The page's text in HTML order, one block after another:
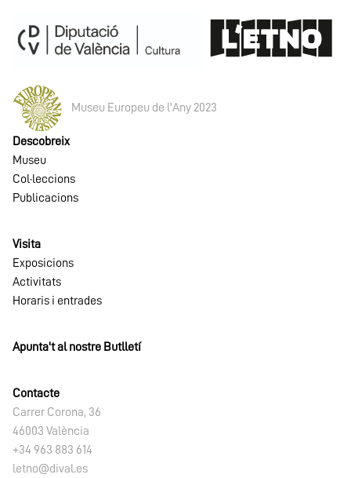
Museu Europeu de l'Any 2023
Descobreix
Museu
Col·leccions
Publicacions
Visita
Exposicions
Activitats
Horaris i entrades
Apunta't al nostre Butlletí
Contacte
Carrer Corona, 36
46003 València
+34 963 883 614
letno@dival.es